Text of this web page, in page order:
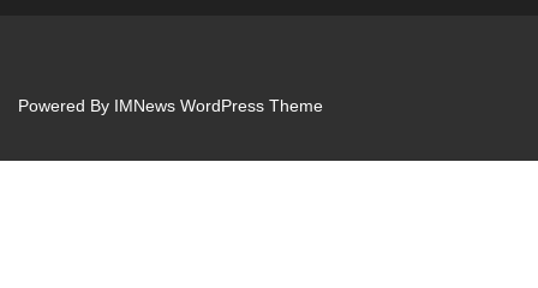
Powered By IMNews WordPress Theme